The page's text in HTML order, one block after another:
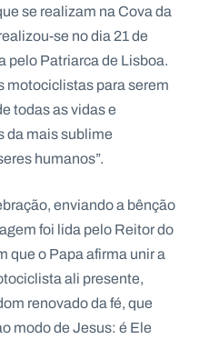
se realizam na Cova da
se no dia 21 de
pelo Patriarca de Lisboa.
motociclistas para serem
todas as vidas e
da mais sublime
humanos”.
enviando a bênção
foi lida pelo Reitor do
que o Papa afirma unir a
ali presente,
renovado da fé, que
modo de Jesus: é Ele